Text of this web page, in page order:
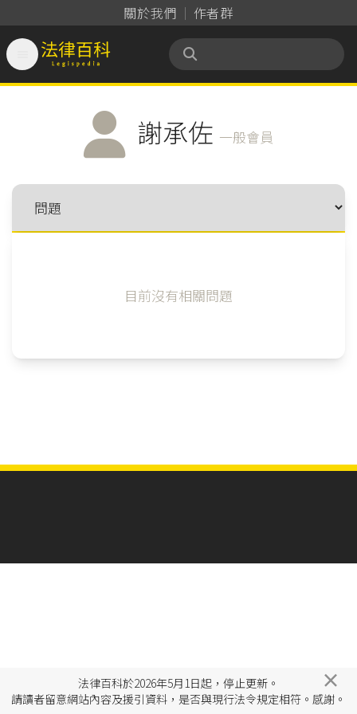
關於我們 作者群
法律百科 Legispedia
謝承佐 一般會員
目前沒有相關問題
法律百科於2026年5月1日起，停止更新。
請讀者留意網站內容及援引資料，是否與現行法令規定相符。感謝。
×